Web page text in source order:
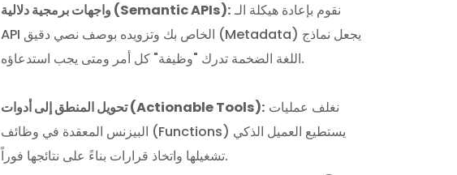
واجهات برمجية دلالية (Semantic APIs):نقوم بإعادة هيكلة الـ
API الخاص بك وتزويده بوصف نصي دقيق (Metadata) يجعل نماذج
اللغة الضخمة تدرك "وظيفة" كل أمر ومتى يجب استدعاؤه.
تحويل المنطق إلى أدوات (Actionable Tools):
البيزنس المعقدة في وظائف (Functions) يستطيع العميل الذكي
تشغيلها واتخاذ قرارات بناءً على نتائجها فوراً.